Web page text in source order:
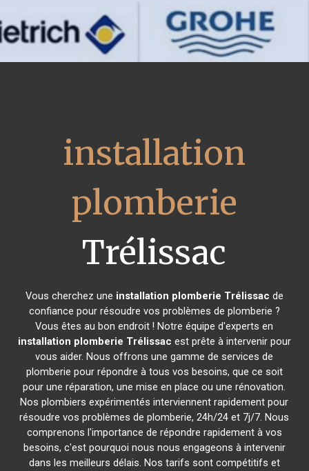
installation
plomberie
Trélissac
Vous cherchez une installation plomberie Trélissac de
confiance pour résoudre vos problèmes de plomberie ?
Vous êtes au bon endroit ! Notre équipe d'experts en
installation plomberie Trélissac est prête à intervenir pour
vous aider. Nous offrons une gamme de services de
plomberie pour répondre à tous vos besoins, que ce soit
pour une réparation, une mise en place ou une rénovation.
Nos plombiers expérimentés interviennent rapidement pour
résoudre vos problèmes de plomberie, 24h/24 et 7j/7. Nous
comprenons l'importance de répondre rapidement à vos
besoins, c'est pourquoi nous nous engageons à intervenir
dans les meilleurs délais. Nos tarifs sont compétitifs et